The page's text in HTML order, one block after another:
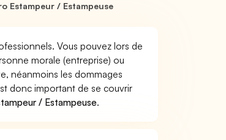
Estampeur / Estampeuse
Vous pouvez lors de
morale (entreprise) ou
néanmoins les dommages
donc important de se couvrir
/ Estampeuse.